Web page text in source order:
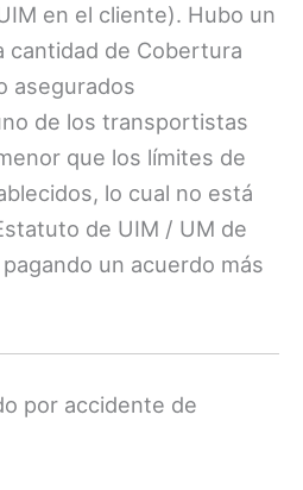
en el cliente). Hubo un
cantidad de Cobertura
asegurados
de los transportistas
que los límites de
lo cual no está
de UIM / UM de
un acuerdo más
por accidente de